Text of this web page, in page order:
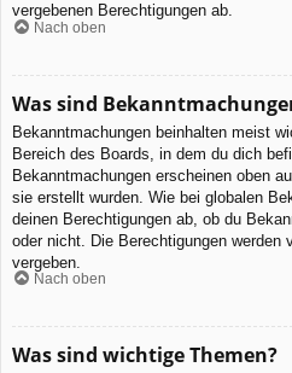
vergebenen Berechtigungen ab.
Nach oben
Was sind
Bekanntmachungen beinhalten meist
Bereich des Boards, in dem du dich
Bekanntmachungen erscheinen oben
sie erstellt wurden. Wie bei globalen
deinen Berechtigungen ab, ob du
oder nicht. Die Berechtigungen werden
vergeben.
Nach oben
Was sind wichtige Themen?